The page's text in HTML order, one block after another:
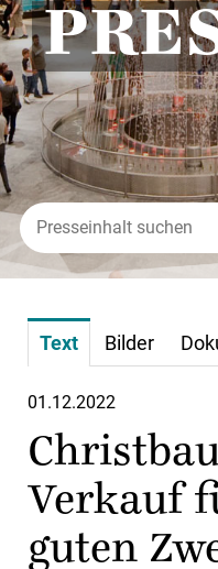
PRESSEKONTAKT
Text Bilder
01.12.2022
Verkauf
guten